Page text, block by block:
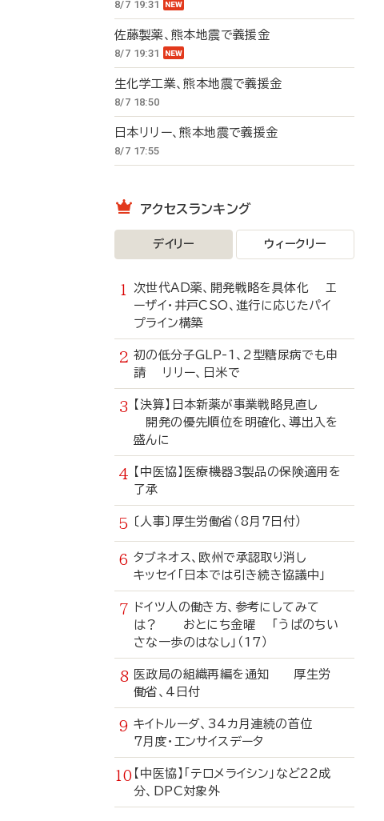
8/7 19:31
佐藤製薬、熊本地震で義援金
8/7 19:31
生化学工業、熊本地震で義援金
8/7 18:50
日本リリー、熊本地震で義援金
8/7 17:55
アクセスランキング
デイリー ウィークリー
次世代AD薬、開発戦略を具体化 エ
ーザイ・井戸CSO、進行に応じたパイ
プライン構築
初の低分子GLP-1、2型糖尿病でも申
請 リリー、日米で
【決算】日本新薬が事業戦略見直し
開発の優先順位を明確化、導出入を
盛んに
【中医協】医療機器3製品の保険適用を
了承
〔人事〕厚生労働省（8月7日付）
タブネオス、欧州で承認取り消し
キッセイ「日本では引き続き協議中」
ドイツ人の働き方、参考にしてみて
は？ おとにち金曜 「うぱのちい
さな一歩のはなし」（17）
医政局の組織再編を通知 厚生労
働省、4日付
キイトルーダ、34カ月連続の首位
7月度・エンサイスデータ
【中医協】「テロメライシン」など22成
分、DPC対象外